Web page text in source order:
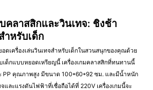
คลาสสิกและวินเทจ: ชิงช้า
ำหรับเด็ก
ดเครื่องเล่นวินเทจสำหรับเด็กในสวนสนุกของคุณด้วย
บเด็กแบบหยอดเหรียญนี้ เครื่องเกมคลาสสิกที่ทนทานนี้
PP คุณภาพสูง มีขนาด 100*60*92 ซม. และมีน้ำหนัก
และแรงดันไฟฟ้าที่เชื่อถือได้ที่ 220V เครื่องเกมนี้จะ